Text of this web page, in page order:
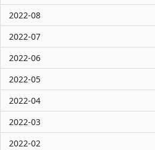
2022-08
2022-07
2022-06
2022-05
2022-04
2022-03
2022-02